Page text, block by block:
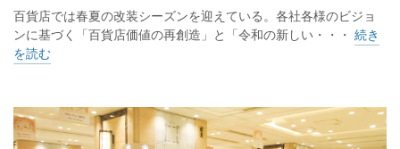
百貨店では春夏の改装シーズンを迎えている。各社各様のビジョ
ンに基づく「百貨店価値の再創造」と「令和の新しい・・・ 続き
を読む